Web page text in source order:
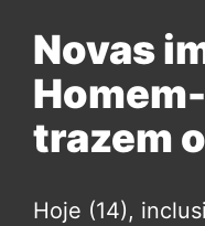
Novas
trazem
Hoje (14),